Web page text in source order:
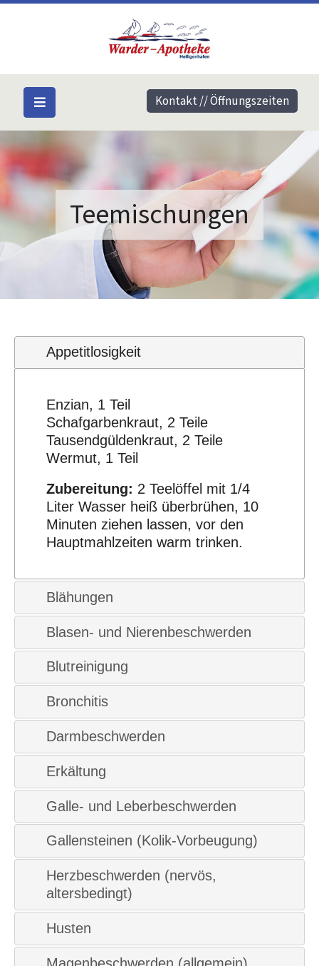
Teemischungen
Appetitlosigkeit
Enzian, 1 Teil
Schafgarbenkraut, 2 Teile
Tausendgüldenkraut, 2 Teile
Wermut, 1 Teil
Zubereitung: 2 Teelöffel mit 1/4
Liter Wasser heiß überbrühen, 10
Minuten ziehen lassen, vor den
Hauptmahlzeiten warm trinken.
Blähungen
Blasen- und Nierenbeschwerden
Blutreinigung
Bronchitis
Darmbeschwerden
Erkältung
Galle- und Leberbeschwerden
Gallensteinen (Kolik-Vorbeugung)
Herzbeschwerden (nervös,
altersbedingt)
Husten
Kontakt // Öffnungszeiten